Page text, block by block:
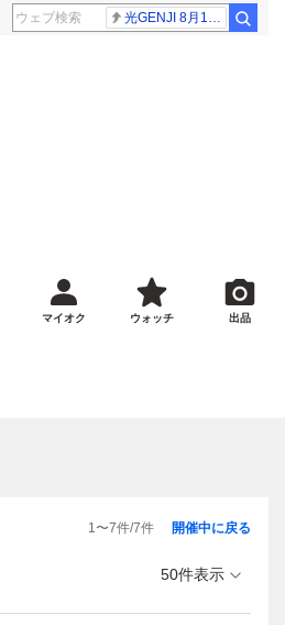
光GENJI 8月19日
マイオク ウォッチ 出品
1〜7件/7件 開催中に戻る
50件表示